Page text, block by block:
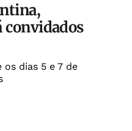
convidados
dias 5 e 7 de